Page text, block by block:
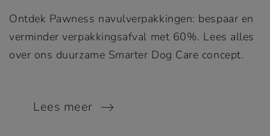
Ontdek Pawness navulverpakkingen: bespaar en
verminder verpakkingsafval met 60%. Lees alles
over ons duurzame Smarter Dog Care concept.
Lees meer